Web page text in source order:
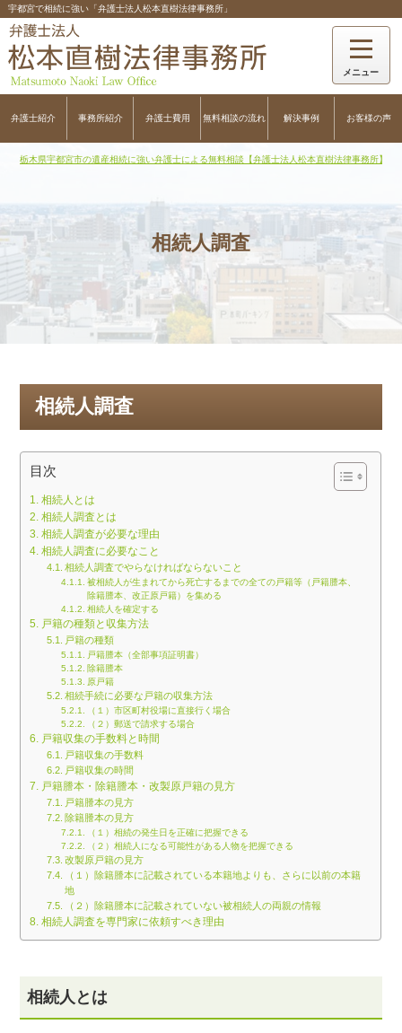
宇都宮で相続に強い「弁護士法人松本直樹法律事務所」
弁護士紹介 事務所紹介 弁護士費用 無料相談の流れ 解決事例 お客様の声
栃木県宇都宮市の遺産相続に強い弁護士による無料相談【弁護士法人松本直樹法律事務所】
相続人調査
相続人調査
目次
相続人とは
相続人調査とは
相続人調査が必要な理由
相続人調査に必要なこと
相続人調査でやらなければならないこと
被相続人が生まれてから死亡するまでの全ての戸籍等（戸籍謄本、
除籍謄本、改正原戸籍）を集める
相続人を確定する
戸籍の種類と収集方法
戸籍の種類
戸籍謄本（全部事項証明書）
除籍謄本
原戸籍
相続手続に必要な戸籍の収集方法
（１）市区町村役場に直接行く場合
（２）郵送で請求する場合
戸籍収集の手数料と時間
戸籍収集の手数料
戸籍収集の時間
戸籍謄本・除籍謄本・改製原戸籍の見方
戸籍謄本の見方
除籍謄本の見方
（１）相続の発生日を正確に把握できる
（２）相続人になる可能性がある人物を把握できる
改製原戸籍の見方
（１）除籍謄本に記載されている本籍地よりも、さらに以前の本籍
地
（２）除籍謄本に記載されていない被相続人の両親の情報
相続人調査を専門家に依頼すべき理由
相続人とは